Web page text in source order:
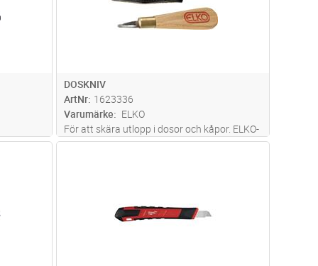
DOSKNIV
ArtNr 1623336
Varumärke
ELKO
För att skära utlopp i dosor och kåpor. ELKO-
kniv med läderslida Längd: 150mm.